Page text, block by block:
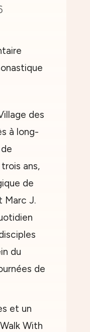
des
à long-
ans,
de
Marc J.
du
de
et un
With